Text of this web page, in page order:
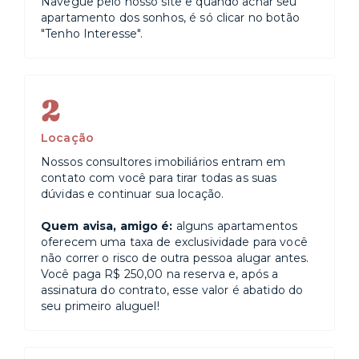
- Oferecemos limpeza diária a um custo adicional. Fale
conosco para mais informações
disponíveis.
adicional.
- Menores de idade devem estar acompanhando de
pai ou responsável legal - necessária a apresentação
de documento; Em caso de ser um terceiro: ter
procuração autenticada no cartório.
- Este anúncio representa múltiplas unidades similares
no mesmo condomínio. Assim, alguns itens/decoração
podem apresentar diferenças meramente estéticas
em comparação às fotos. Todas as unidades são
igualmente equipadas e completas.
apartamento dos sonhos, é só clicar no botão
"Tenho Interesse".
2
Locação
Nossos consultores imobiliários entram em
contato com você para tirar todas as suas
dúvidas e continuar sua locação.
Quem avisa, amigo é: alguns apartamentos
oferecem uma taxa de exclusividade para você
não correr o risco de outra pessoa alugar antes.
Você paga R$ 250,00 na reserva e, após a
assinatura do contrato, esse valor é abatido do
seu primeiro aluguel!